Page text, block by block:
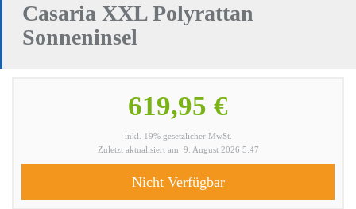
Casaria XXL Polyrattan
Sonneninsel
619,95 €
inkl. 19% gesetzlicher MwSt.
Zuletzt aktualisiert am: 9. August 2026 5:47
Nicht Verfügbar